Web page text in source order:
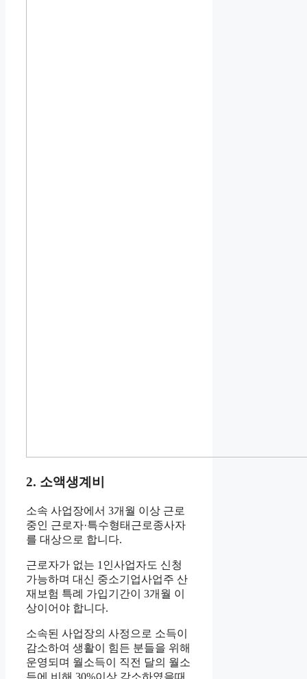
2. 소액생계비
소속 사업장에서 3개월 이상 근로
중인 근로자·특수형태근로종사자
를 대상으로 합니다.
근로자가 없는 1인사업자도 신청
가능하며 대신 중소기업사업주 산
재보험 특례 가입기간이 3개월 이
상이어야 합니다.
소속된 사업장의 사정으로 소득이
감소하여 생활이 힘든 분들을 위해
운영되며 월소득이 직전 달의 월소
득에 비해 30%이상 감소하였을때